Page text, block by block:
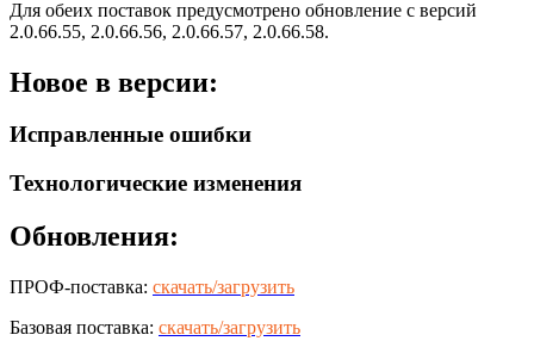
Для обеих поставок предусмотрено обновление с версий
2.0.66.55, 2.0.66.56, 2.0.66.57, 2.0.66.58.
Новое в версии:
Исправленные ошибки
Технологические изменения
Обновления:
ПРОФ-поставка: скачать/загрузить
Базовая поставка: скачать/загрузить